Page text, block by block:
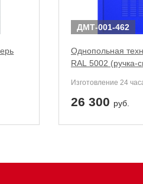
ДМТ-001-462
Однопольная
RAL 5002 (ручка-
Изготовление 24
26 300 руб.